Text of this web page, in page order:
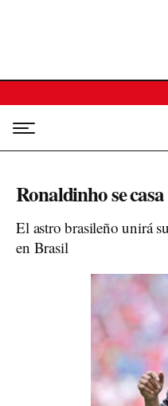
Ronaldinho se
El astro brasileño unirá
en Brasil